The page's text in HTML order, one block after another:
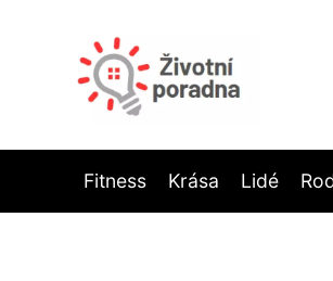
Fitness Krása Lidé